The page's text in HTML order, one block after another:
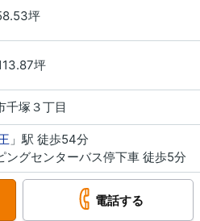
坪
坪
千塚３丁目
」駅 徒歩54分
ングセンターバス停下車 徒歩5分
電話する